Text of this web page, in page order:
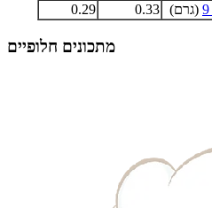
(גרם) 0.33
0.29
מתכונים חלופיים